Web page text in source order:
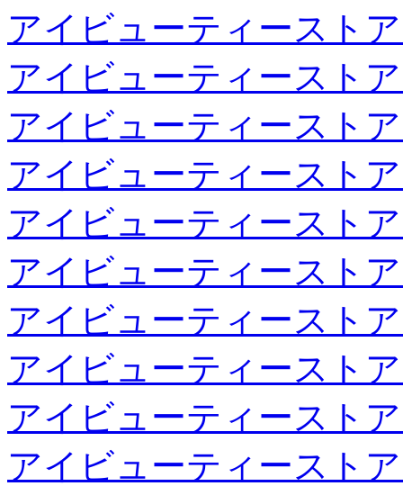
アイビューティースト
アイビューティースト
アイビューティースト
アイビューティースト
アイビューティースト
アイビューティースト
アイビューティースト
アイビューティースト
アイビューティースト
アイビューティースト